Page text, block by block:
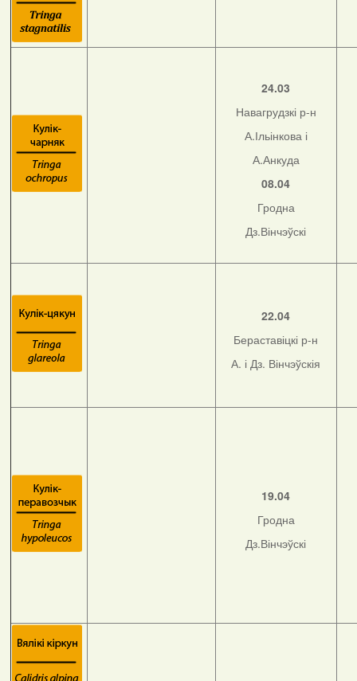
24.03
Навагрудзкі р-н
А.Ільінкова і
А.Анкуда
08.04
Гродна
Дз.Вінчэўскі
22.04
Бераставіцкі р-н
А. і Дз. Вінчэўскія
19.04
Гродна
Дз.Вінчэўскі